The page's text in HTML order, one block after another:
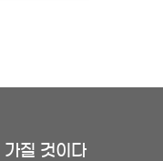
가질 것이다